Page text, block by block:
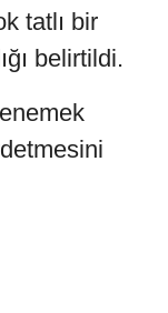
tatlı bir
belirtildi.